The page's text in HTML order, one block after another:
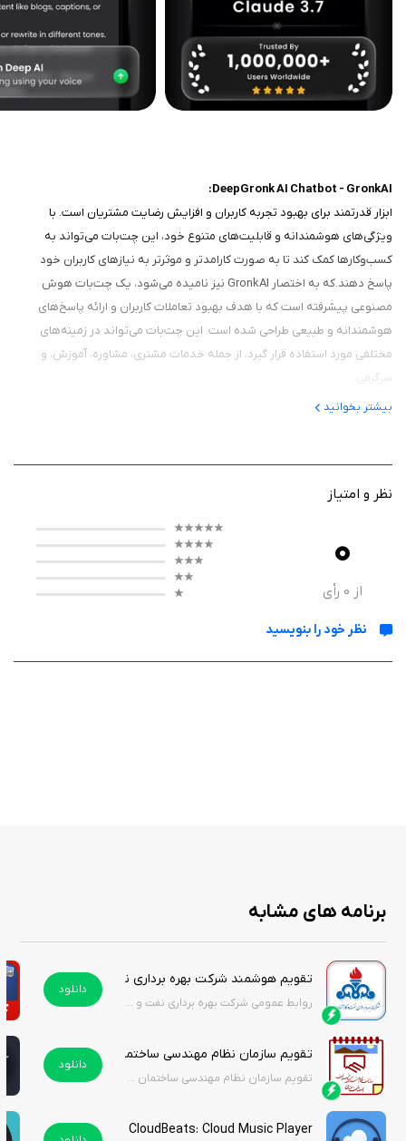
DeepGronk AI Chatbot - GronkAI:
ابزار قدرتمند برای بهبود تجربه کاربران و افزایش رضایت مشتریان است. با
ویژگی‌های هوشمندانه و قابلیت‌های متنوع خود، این چت‌بات می‌تواند به
کسب‌وکارها کمک کند تا به صورت کارامدتر و موثرتر به نیازهای کاربران خود
پاسخ دهند.که به اختصار GronkAI نیز نامیده می‌شود، یک چت‌بات هوش
مصنوعی پیشرفته است که با هدف بهبود تعاملات کاربران و ارائه پاسخ‌های
هوشمندانه و طبیعی طراحی شده است. این چت‌بات می‌تواند در زمینه‌های
مختلفی مورد استفاده قرار گیرد، از جمله خدمات مشتری، مشاوره، آموزش، و
سرگرمی.
ویژگی‌ها:
و پردازش زبان طبیعی، GronkAI قادر است به سوالات و درخواست‌های کاربران
پاسخ‌هایی انسانی و طبیعی ارائه دهد.
بهبود می‌یابد و قادر است به نیازهای متغیر کاربران پاسخ دهد.
GronkAI قابلیت استفاده در حوزه‌های مختلف مانند
فروشگاه‌های آنلاین، مشاوره‌های مالی، پشتیبانی مشتری، و خدمات آموزشی را
4. دسترس‌پذیری ۲۴/۷:
با استفاده از این چت‌بات، مشتریان می‌توانند هر زمان
برنامه‌ای می توانید از این برنامه کاربردی استفاده کنید.
بیشتر بخوانید
نظر و امتیاز
0
از 0 رأی
نظر خود را بنویسید
برنامه های مشابه
تقویم هوشمند شرکت بهره برداری نفت و گاز آغاجاری | Aghajari Oil and Gas Exploitation Company Smart Calendar
روابط عمومی شرکت بهره برداری نفت و گاز آغاجاری
دانلود
تقویم سازمان نظام مهندسی ساختمان استان سمنان | Taghvim Nezam Mohandesi Semnan
تقویم سازمان نظام مهندسی ساختمان استان سمنان
دانلود
CloudBeats: Cloud Music Player